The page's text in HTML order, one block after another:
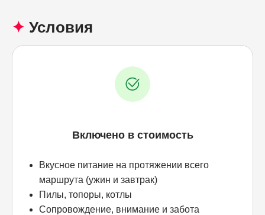
✦ Условия
Включено в стоимость
Вкусное питание на протяжении всего
маршрута (ужин и завтрак)
Пилы, топоры, котлы
Сопровождение, внимание и забота